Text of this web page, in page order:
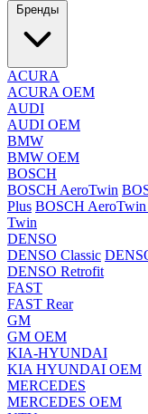
Бренды
ACURA
ACURA OEM
AUDI
AUDI OEM
BMW
BMW OEM
BOSCH
BOSCH AeroTwin
Plus BOSCH
Twin
DENSO
DENSO Classic
DENSO Retrofit
FAST
FAST Rear
GM
GM OEM
KIA-HYUNDAI
KIA HYUNDAI OEM
MERCEDES
MERCEDES OEM